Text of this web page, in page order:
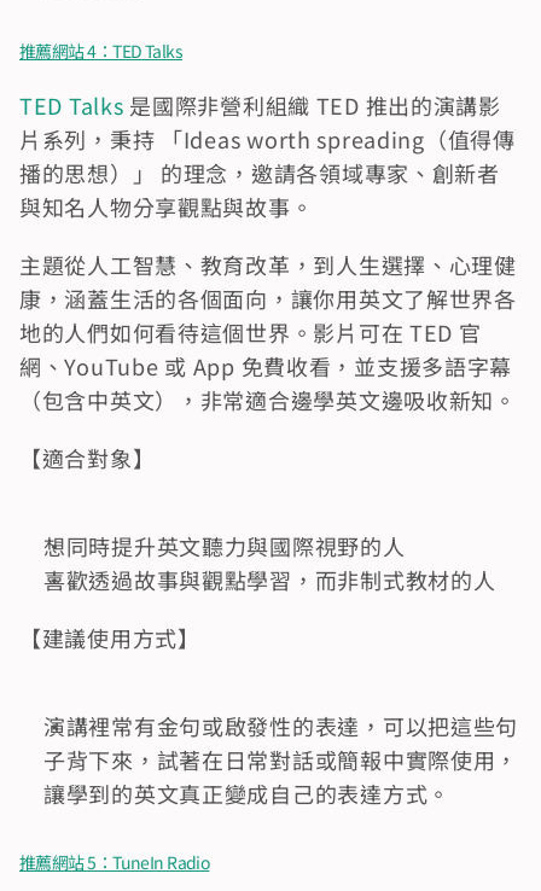
推薦網站 4：TED Talks
TED Talks 是國際非營利組織 TED 推出的演講影
片系列，秉持 「Ideas worth spreading（值得傳
播的思想）」 的理念，邀請各領域專家、創新者
與知名人物分享觀點與故事。
主題從人工智慧、教育改革，到人生選擇、心理健
康，涵蓋生活的各個面向，讓你用英文了解世界各
地的人們如何看待這個世界。影片可在 TED 官
網、YouTube 或 App 免費收看，並支援多語字幕
（包含中英文），非常適合邊學英文邊吸收新知。
【適合對象】
想同時提升英文聽力與國際視野的人
喜歡透過故事與觀點學習，而非制式教材的人
【建議使用方式】
演講裡常有金句或啟發性的表達，可以把這些句
子背下來，試著在日常對話或簡報中實際使用，
讓學到的英文真正變成自己的表達方式。
推薦網站 5：TuneIn Radio